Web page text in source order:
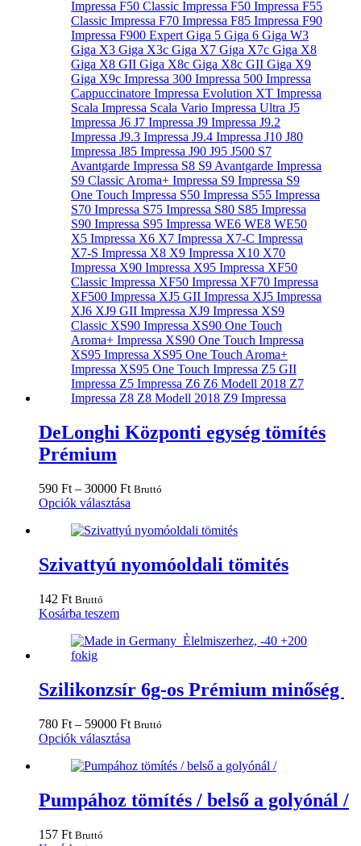
DeLonghi Központi egység tömítés
Prémium
590 Ft – 30000 FtÁrtartomány:
30000 Ft
Bruttó
Opciók választása
terméknek
variációja
van.
termékoldalon
választhatók
Szivattyú nyomóoldali tömités
142 Ft Bruttó
Kosárba teszem
Szilikonzsír 6g-os Prémium minőség
780 Ft – 59000 FtÁrtartomány:
59000 Ft
Bruttó
Opciók választása
terméknek
variációja
van.
Pumpához tömítés / belső a golyónál /
157 Ft Bruttó